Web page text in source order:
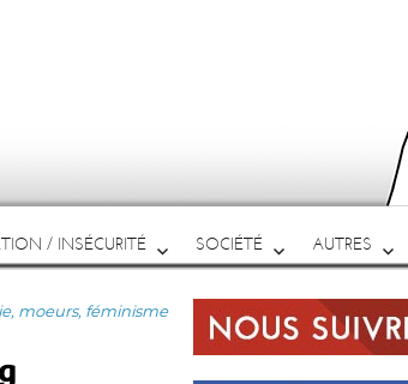
/ INSÉCURITÉ SOCIÉTÉ AUTRES
moeurs, féminisme